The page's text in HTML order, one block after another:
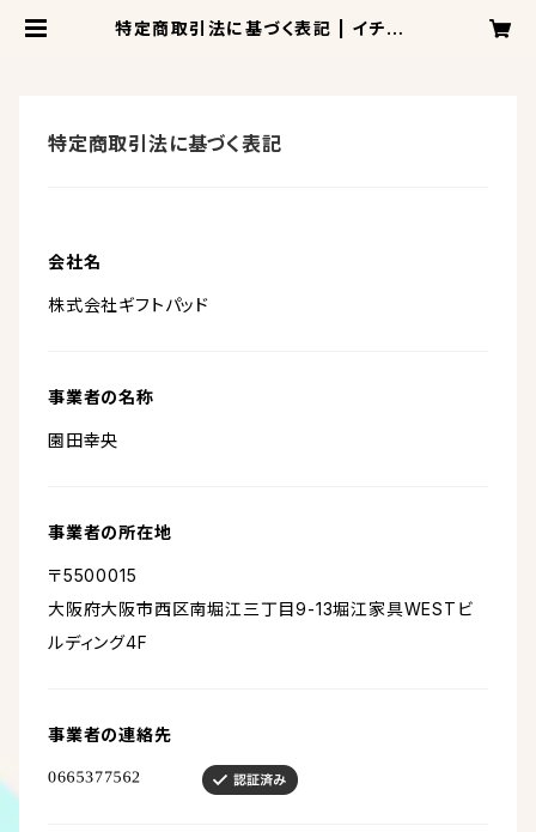
特定商取引法に基づく表記 | イチオシ
特定商取引法に基づく表記
会社名
株式会社ギフトパッド
事業者の名称
園田幸央
事業者の所在地
〒5500015
大阪府大阪市西区南堀江三丁目9-13堀江家具WESTビ
ルディング4F
事業者の連絡先